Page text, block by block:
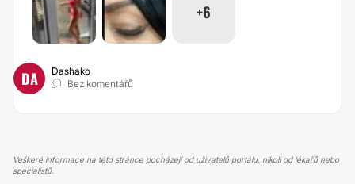
+6
DA
Dashako
Bez komentářů
Veškeré informace na této stránce pocházejí od uživatelů portálu, nikoli od lékařů nebo
specialistů.